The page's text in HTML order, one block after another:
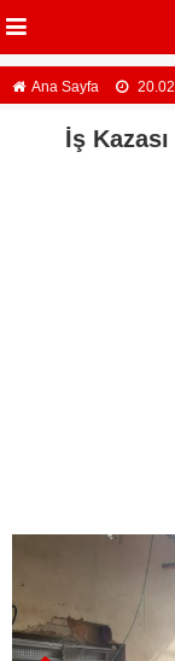
Ana Sayfa
İş